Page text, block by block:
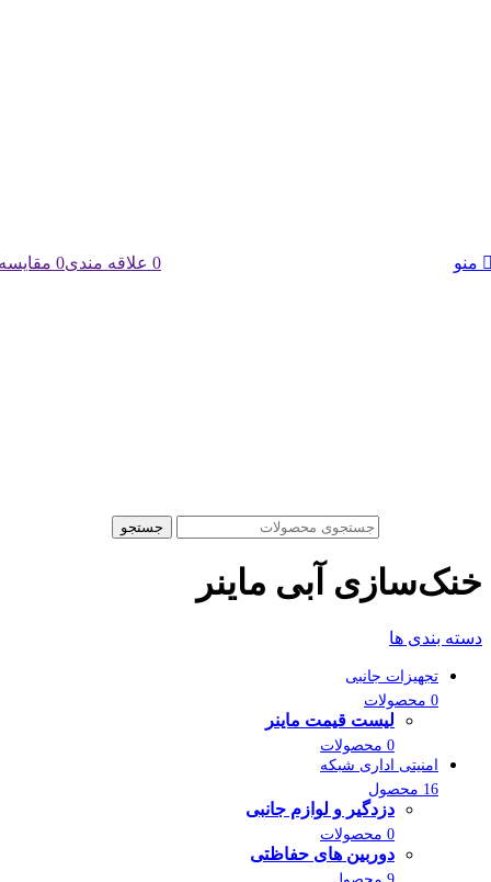
منو 0 علاقه مندی0
جستجو
خنک‌سازی آبی ماینر
دسته بندی ها
تجهیزات جانبی
0 محصولات
لیست قیمت ماینر
0 محصولات
امنیتی اداری شبکه
16 محصول
دزدگیر و لوازم جانبی
0 محصولات
دوربین های حفاظتی